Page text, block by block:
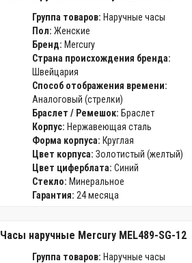
Группа товаров: Наручные часы
Пол: Женские
Бренд: Mercury
Страна происхождения бренда:
Швейцария
Способ отображения времени:
Аналоговый (стрелки)
Браслет / Ремешок: Браслет
Корпус: Нержавеющая сталь
Форма корпуса: Круглая
Цвет корпуса: Золотистый (желтый)
Цвет циферблата: Синий
Стекло: Минеральное
Гарантия: 24 месяца
Часы наручные Mercury MEL489-SG-12
Группа товаров: Наручные часы